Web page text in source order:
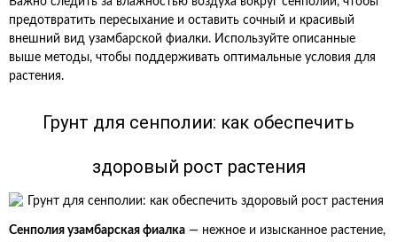
предотвратить пересыхание и оставить сочный и красивый
внешний вид узамбарской фиалки. Используйте описанные
выше методы, чтобы поддерживать оптимальные условия для
растения.
Грунт для сенполии: как обеспечить
здоровый рост растения
Сенполия узамбарская фиалка — нежное и изысканное растение,